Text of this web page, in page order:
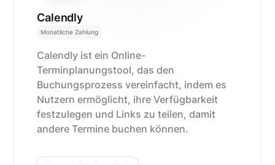
Calendly
Monatliche Zahlung
Calendly ist ein Online-
Terminplanungstool, das den
Buchungsprozess vereinfacht, indem es
Nutzern ermöglicht, ihre Verfügbarkeit
festzulegen und Links zu teilen, damit
andere Termine buchen können.